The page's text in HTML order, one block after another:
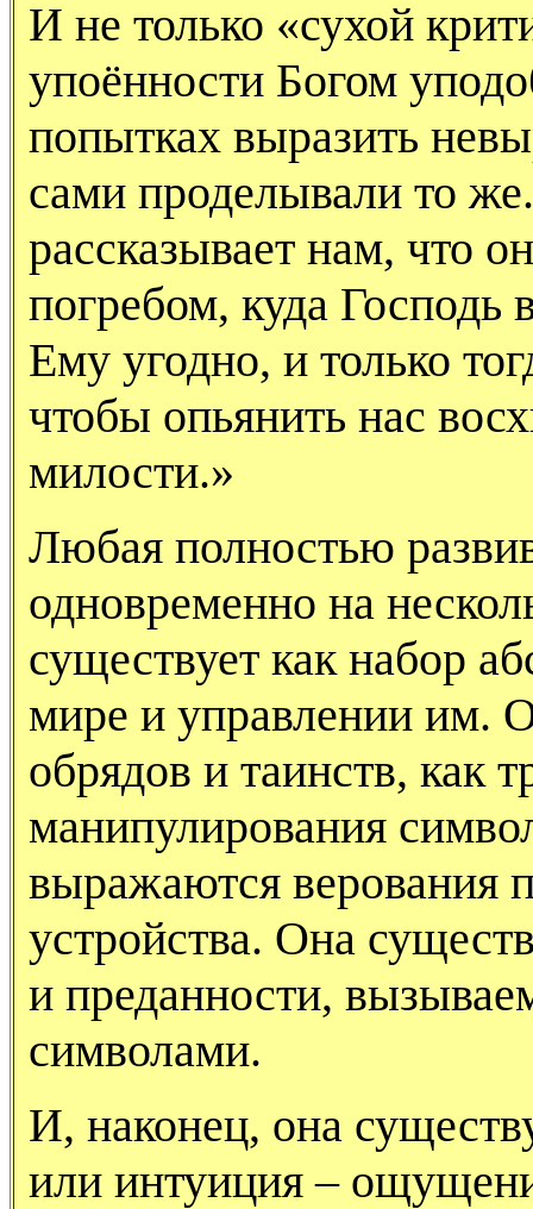
И не только «сухой
упоённости Богом
попытках выразить
сами проделывали то
рассказывает нам, что
погребом, куда Господь
Ему угодно, и только
чтобы опьянить нас
милости.»
Любая полностью
одновременно на
существует как набор
мире и управлении им.
обрядов и таинств, как
манипулирования
выражаются верования
устройства. Она
и преданности,
символами.
И, наконец, она
или интуиция –